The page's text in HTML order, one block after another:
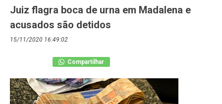
Juiz flagra boca de urna em Madalena e
acusados são detidos
15/11/2020 16:49:02
Compartilhar